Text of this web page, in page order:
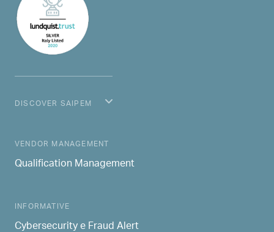
DISCOVER SAIPEM
MAIN NAVIGATION
VENDOR MANAGEMENT
Qualification Management
INFORMATIVE
Cybersecurity e Fraud Alert